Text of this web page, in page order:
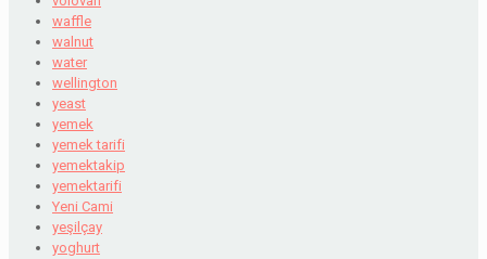
waffle
walnut
water
wellington
yeast
yemek
yemek tarifi
yemektakip
yemektarifi
Yeni Cami
yeşilçay
yoghurt